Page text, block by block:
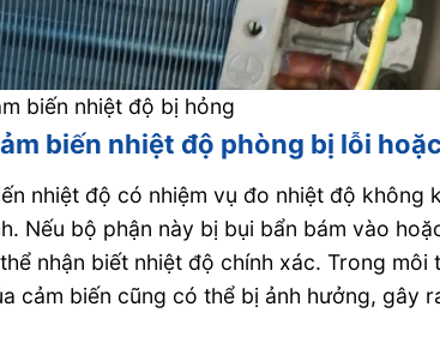
biến nhiệt độ bị hỏng
biến nhiệt độ phòng bị lỗi
nhiệt độ có nhiệm vụ đo nhiệt độ
Nếu bộ phận này bị bụi bẩn bám vào
nhận biết nhiệt độ chính xác. Trong
cảm biến cũng có thể bị ảnh hưởng, gây